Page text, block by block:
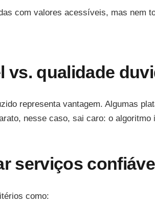
com valores acessíveis, mas nem
vs. qualidade
representa vantagem. Algumas
nesse caso, sai caro: o
serviços
como: